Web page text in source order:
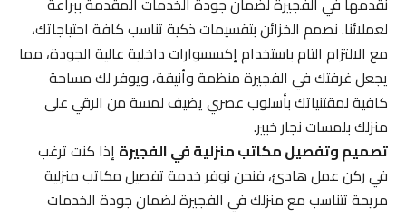
لعملائنا. نصمم الخزائن بتقسيمات ذكية تناسب كافة احتياجاتك،
مع الالتزام التام باستخدام إكسسوارات داخلية عالية الجودة، مما
يجعل غرفتك في الفجيرة منظمة وأنيقة، ويوفر لك مساحة
كافية لمقتنياتك بأسلوب عصري يضيف لمسة من الرقي على
منزلك بلمسات نجار خبير.
تصميم وتفصيل مكاتب منزلية في الفجيرةإذا كنت ترغب
في ركن عمل هادئ، فنحن نوفر خدمة تفصيل مكاتب منزلية
مريحة تتناسب مع منزلك في الفجيرة لضمان جودة الخدمات